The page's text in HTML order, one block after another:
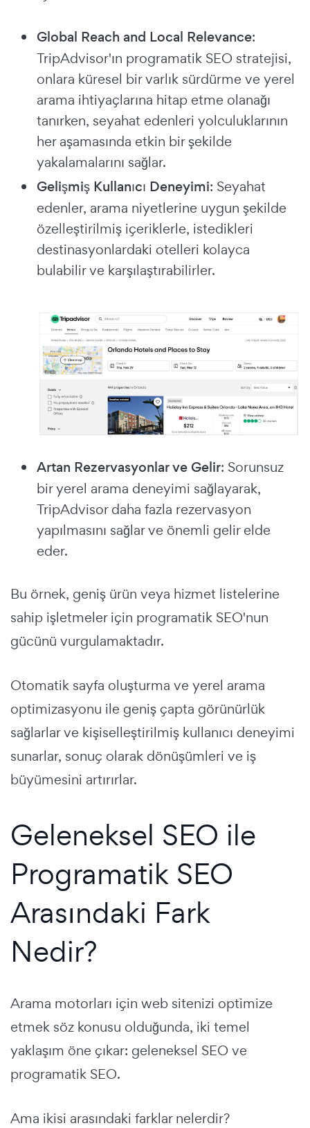
Global Reach and Local Relevance:
TripAdvisor'ın programatik SEO stratejisi,
onlara küresel bir varlık sürdürme ve yerel
arama ihtiyaçlarına hitap etme olanağı
tanırken, seyahat edenleri yolculuklarının
her aşamasında etkin bir şekilde
yakalamalarını sağlar.
Gelişmiş Kullanıcı Deneyimi: Seyahat
edenler, arama niyetlerine uygun şekilde
özelleştirilmiş içeriklerle, istedikleri
destinasyonlardaki otelleri kolayca
bulabilir ve karşılaştırabilirler.
Artan Rezervasyonlar ve Gelir: Sorunsuz
bir yerel arama deneyimi sağlayarak,
TripAdvisor daha fazla rezervasyon
yapılmasını sağlar ve önemli gelir elde
eder.
Bu örnek, geniş ürün veya hizmet listelerine
sahip işletmeler için programatik SEO'nun
gücünü vurgulamaktadır.
Otomatik sayfa oluşturma ve yerel arama
optimizasyonu ile geniş çapta görünürlük
sağlarlar ve kişiselleştirilmiş kullanıcı deneyimi
sunarlar, sonuç olarak dönüşümleri ve iş
büyümesini artırırlar.
Geleneksel SEO ile
Programatik SEO
Arasındaki Fark
Nedir?
Arama motorları için web sitenizi optimize
etmek söz konusu olduğunda, iki temel
yaklaşım öne çıkar: geleneksel SEO ve
programatik SEO.
Ama ikisi arasındaki farklar nelerdir?